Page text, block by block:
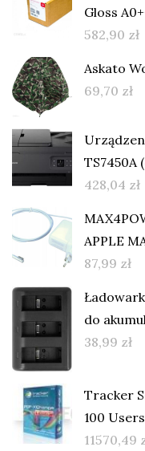
Gloss
582,90 zł
Askato
69,70 zł
TS7450A
428,04 zł
APPLE
87,99 zł
do
38,99 zł
Tracker
100
11570,49